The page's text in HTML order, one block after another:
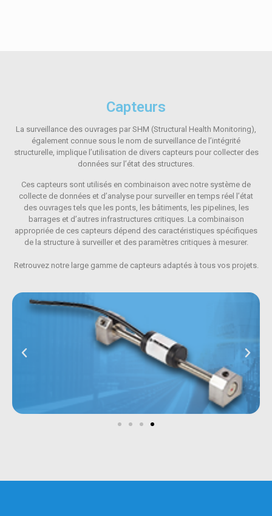
Capteurs
La surveillance des ouvrages par SHM (Structural Health Monitoring),
également connue sous le nom de surveillance de l’intégrité
structurelle, implique l’utilisation de divers capteurs pour collecter des
données sur l’état des structures.
Ces capteurs sont utilisés en combinaison avec notre système de
collecte de données et d’analyse pour surveiller en temps réel l’état
des ouvrages tels que les ponts, les bâtiments, les pipelines, les
barrages et d’autres infrastructures critiques. La combinaison
appropriée de ces capteurs dépend des caractéristiques spécifiques
de la structure à surveiller et des paramètres critiques à mesurer.
Retrouvez notre large gamme de capteurs adaptés à tous vos projets.